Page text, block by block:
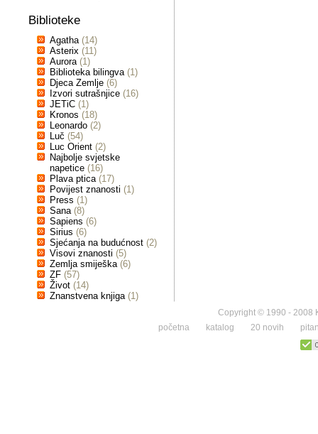
Biblioteke
Agatha (14)
Asterix (11)
Aurora (1)
Biblioteka bilingva (1)
Djeca Zemlje (6)
Izvori sutrašnjice (16)
JETiC (1)
Kronos (18)
Leonardo (2)
Luč (54)
Luc Orient (2)
Najbolje svjetske
napetice (16)
Plava ptica (17)
Povijest znanosti (1)
Press (1)
Sana (8)
Sapiens (6)
Sirius (6)
Sjećanja na budućnost (2)
Visovi znanosti (5)
Zemlja smiješka (6)
ZF (57)
Život (14)
Znanstvena knjiga (1)
Copyright © 1990 - 2008
početna
katalog 20 novih